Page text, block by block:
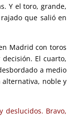
Y el toro, grande,
que salió en
Madrid con toros
El cuarto,
a medio
alternativa, noble y
deslucidos. Bravo,